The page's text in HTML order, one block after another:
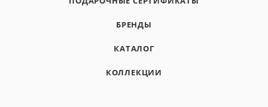
БРЕНДЫ
КАТАЛОГ
КОЛЛЕКЦИИ